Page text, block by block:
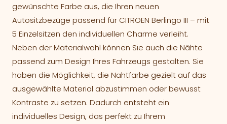
gewünschte Farbe aus, die Ihren neuen
Autositzbezüge passend für CITROEN Berlingo III – mit
5 Einzelsitzen den individuellen Charme verleiht.
Neben der Materialwahl können Sie auch die Nähte
passend zum Design Ihres Fahrzeugs gestalten. Sie
haben die Möglichkeit, die Nahtfarbe gezielt auf das
ausgewählte Material abzustimmen oder bewusst
Kontraste zu setzen. Dadurch entsteht ein
individuelles Design, das perfekt zu Ihrem